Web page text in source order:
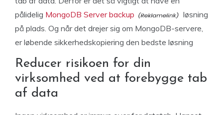
pålidelig MongoDB Server backup
løsning
på plads. Og når det drejer sig om MongoDB-servere,
er løbende sikkerhedskopiering den bedste løsning
Reducer risikoen for din
virksomhed ved at forebygge tab
af data